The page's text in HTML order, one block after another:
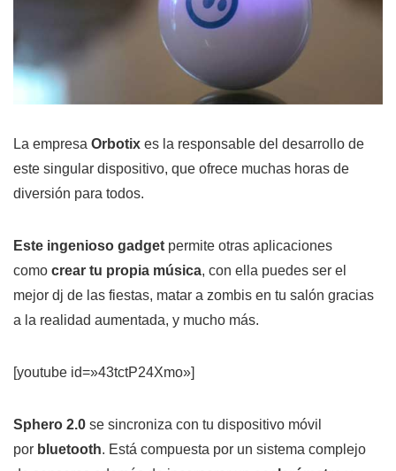
La empresa Orbotix es la responsable del desarrollo de
este singular dispositivo, que ofrece muchas horas de
diversión para todos.
Este ingenioso gadget permite otras aplicaciones
como crear tu propia música, con ella puedes ser el
mejor dj de las fiestas, matar a zombis en tu salón gracias
a la realidad aumentada, y mucho más.
[youtube id=»43tctP24Xmo»]
Sphero 2.0 se sincroniza con tu dispositivo móvil
por bluetooth. Está compuesta por un sistema complejo